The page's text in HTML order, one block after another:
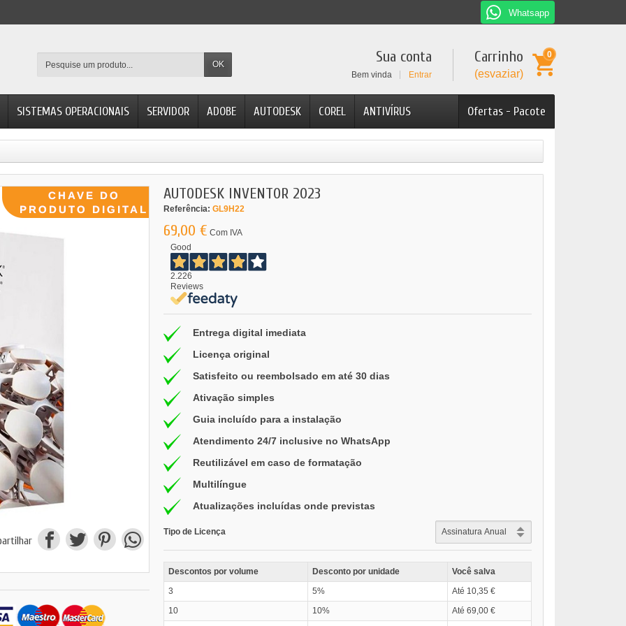
Whatsapp
OK Carrinho
(esvaziar)
0
Sua conta
Bem vinda Entrar
Ofertas - Pacote
SISTEMAS OPERACIONAIS SERVIDOR ADOBE AUTODESK COREL ANTIVÍRUS
AUTODESK INVENTOR 2023
Referência: GL9H22
69,00 € Com IVA
Good
2.226
Reviews
Entrega digital imediata
Licença original
Satisfeito ou reembolsado em até 30 dias
Ativação simples
Guia incluído para a instalação
Atendimento 24/7 inclusive no WhatsApp
Reutilizável em caso de formatação
Multilíngue
Atualizações incluídas onde previstas
Tipo de Licença
Descontos por volume Desconto por unidade
Você salva
3
5%
Até 10,35 €
10
10%
Até 69,00 €